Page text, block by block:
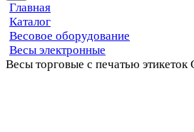
Главная
Каталог
Весовое оборудование
Весы электронные
Весы торговые с печатью этикеток